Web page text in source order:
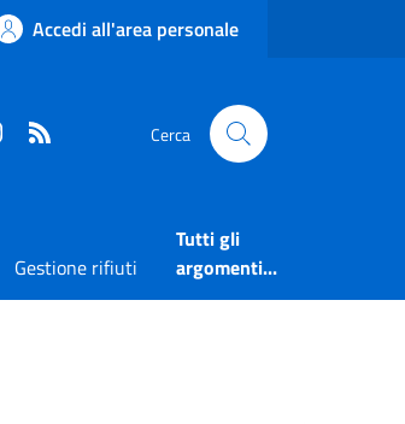
Accedi all'area personale
Instagram Cerca
Gestione rifiuti
Tutti gli
argomenti...